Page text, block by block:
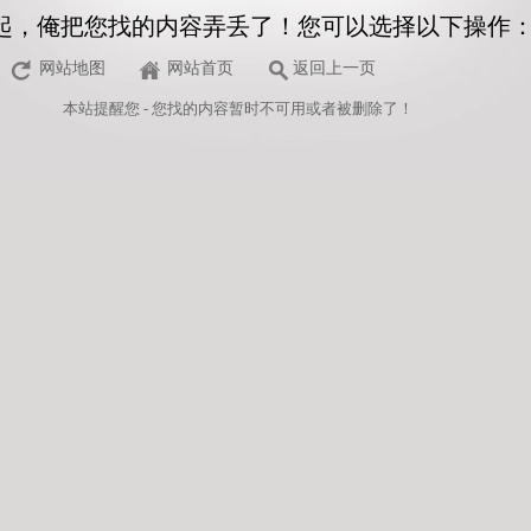
，俺把您找的内容弄丢了！您可以选择以下操作
网站地图 网站首页 返回上一页
本站提醒您 - 您找的内容暂时不可用或者被删除了！